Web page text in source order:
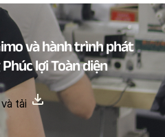
và hành trình phát
lợi Toàn diện
tải